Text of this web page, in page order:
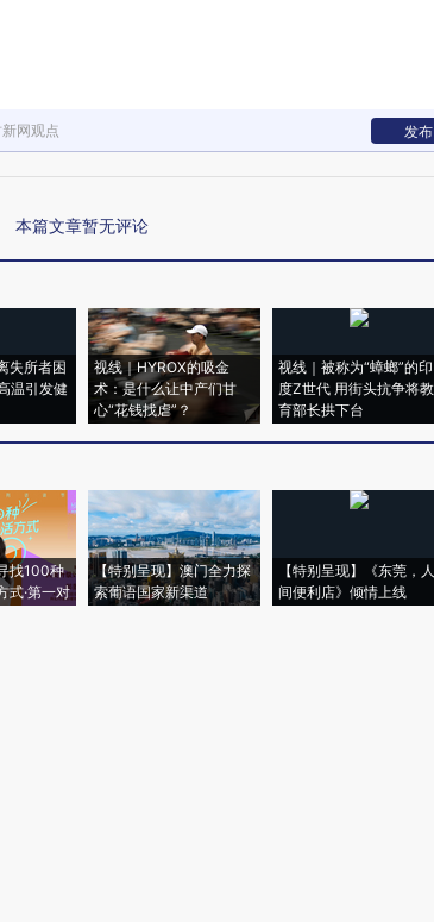
网观点 发布
本篇文章暂无评论
失所者困
温引发健
视线｜HYROX的吸金
术：是什么让中产们甘
心“花钱找虐”？
视线｜被称为“蟑螂”的印
度Z世代 用街头抗争将教
育部长拱下台
找100种
式·第一对
【特别呈现】澳门全力探
索葡语国家新渠道
【特别呈现】《东莞，人
间便利店》倾情上线